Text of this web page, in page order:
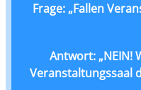
Frage: „Fallen
Antwort: „NEIN!
Veranstaltungssaal